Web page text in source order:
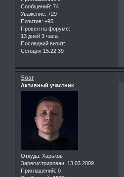
Сообщений: 74
Уважение: +29
Позитив: +95
Провел на форуме:
13 дней 3 часа
Последний визит:
Сегодня 15:22:39
Soar
Активный участник
Откуда: Харьков
Зарегистрирован: 13.03.2009
Приглашений: 0